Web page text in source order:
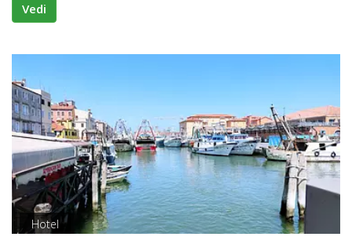
Vedi
Hotel